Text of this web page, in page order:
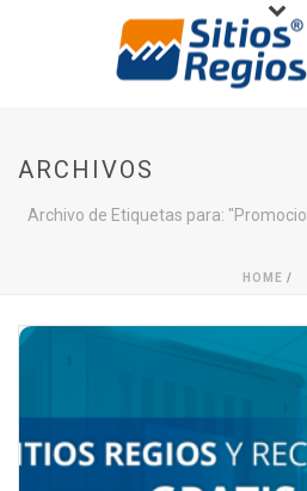
ARCHIVOS
Archivo de Etiquetas para:
HOME /